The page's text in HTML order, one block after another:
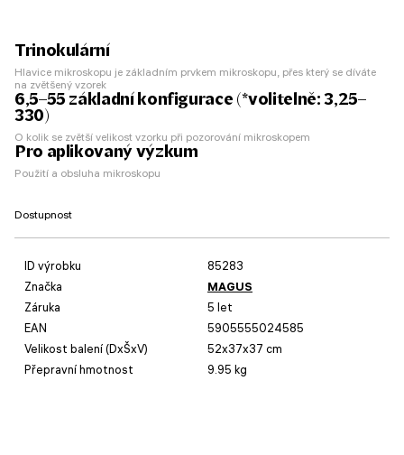
Trinokulární
Hlavice mikroskopu je základním prvkem mikroskopu, přes který se díváte
na zvětšený vzorek
6,5–55 základní konfigurace (*volitelně: 3,25–
330)
O kolik se zvětší velikost vzorku při pozorování mikroskopem
Pro aplikovaný výzkum
Použití a obsluha mikroskopu
Dostupnost
ID výrobku
85283
Značka
MAGUS
Záruka
5 let
EAN
5905555024585
Velikost balení (DxŠxV)
52x37x37 cm
Přepravní hmotnost
9.95 kg